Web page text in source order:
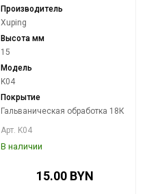
Производитель
Xuping
Высота мм
15
Модель
K04
Покрытие
Гальваническая обработка 18К
Арт. K04
В наличии
15.00 BYN